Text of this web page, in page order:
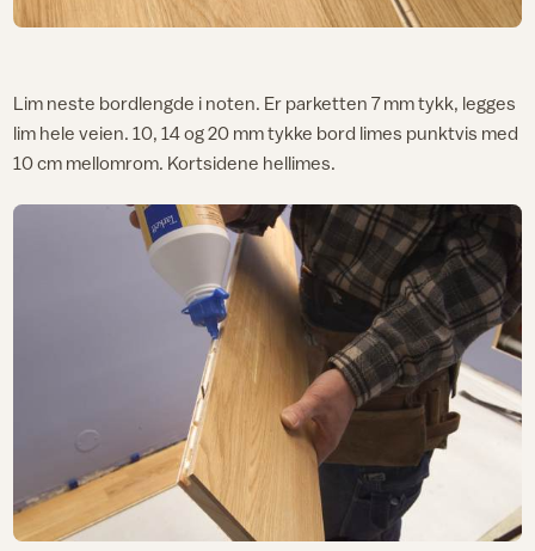
Lim neste bordlengde i noten. Er parketten 7 mm tykk, legges
lim hele veien. 10, 14 og 20 mm tykke bord limes punktvis med
10 cm mellomrom. Kortsidene hellimes.